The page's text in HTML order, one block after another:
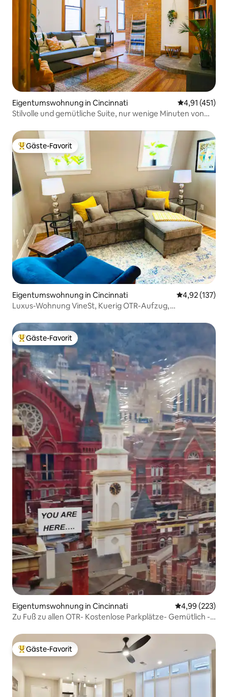
Eigentumswohnung in Cincinnati
4,91 (451)
Stilvolle und gemütliche Suite, nur wenige Minuten von
Beliebter Gäste-Favorit.
Gäste-Favorit
Eigentumswohnung in Cincinnati
4,92 (137)
Luxus-Wohnung VineSt, Kuerig OTR-Aufzug,
Beliebter Gäste-Favorit.
Gäste-Favorit
Eigentumswohnung in Cincinnati
4,99 (223)
Zu Fuß zu allen OTR- Kostenlose Parkplätze- Gemütlich - 5
Beliebter Gäste-Favorit.
Gäste-Favorit